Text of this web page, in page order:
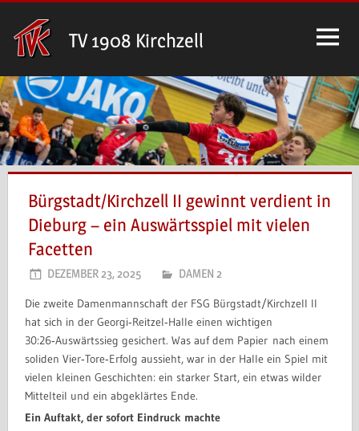
Inhalt
springen
TV 1908 Kirchzell
Bürgstadt/Kirchzell II gewinnt verdient in
Dieburg – ein Auswärtsspiel mit vielen
Facetten
DEZEMBER 23, 2025 DAMEN 2
Die zweite Damenmannschaft der FSG Bürgstadt/Kirchzell II
hat sich in der Georgi‑Reitzel‑Halle einen wichtigen
30:26‑Auswärtssieg gesichert. Was auf dem Papier nach einem
soliden Vier‑Tore‑Erfolg aussieht, war in der Halle ein Spiel mit
vielen kleinen Geschichten: ein starker Start, ein etwas wilder
Mittelteil und ein abgeklärtes Ende.
Ein Auftakt, der sofort Eindruck machte